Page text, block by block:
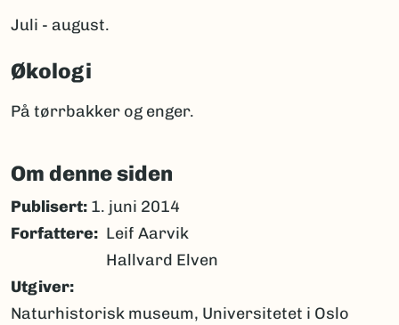
Juli - august.
Økologi
På tørrbakker og enger.
Om denne siden
Publisert: 1. juni 2014
Forfattere
Leif Aarvik
Hallvard Elven
Utgiver
Naturhistorisk museum, Universitetet i Oslo